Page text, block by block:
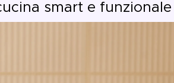
smart e funzionale